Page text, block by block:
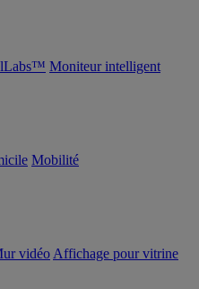
Moniteur intelligent
Mobilité
vidéo Affichage pour vitrine